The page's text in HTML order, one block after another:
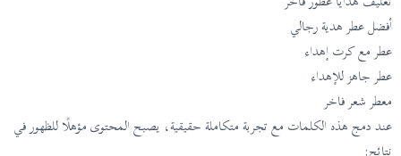
أفضل عطر هدية رجالي
عطر مع كرت إهداء
عطر جاهز للإهداء
معطر شعر فاخر
عند دمج هذه الكلمات مع تجربة متكاملة حقيقية، يصبح المحتوى مؤهلًا للظهور في